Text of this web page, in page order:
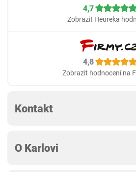
4,7
Zobrazit Heureka
4,8
Zobrazit hodnocení na
Kontakt
O Karlovi